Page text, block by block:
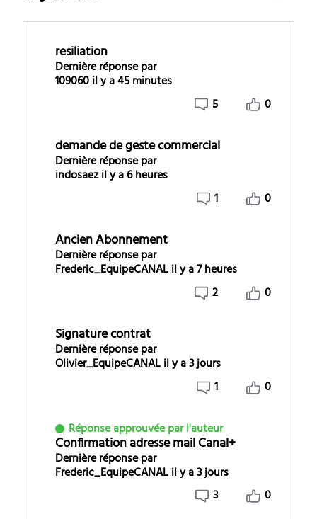
resiliation
Dernière réponse par
109060 il y a 45 minutes
5
0
demande de geste commercial
Dernière réponse par
indosaez il y a 6 heures
1
0
Ancien Abonnement
Dernière réponse par
Frederic_EquipeCANAL il y a 7 heures
2
0
Signature contrat
Dernière réponse par
Olivier_EquipeCANAL il y a 3 jours
1
0
Réponse approuvée par l'auteur
Confirmation adresse mail Canal+
Dernière réponse par
Frederic_EquipeCANAL il y a 3 jours
3
0